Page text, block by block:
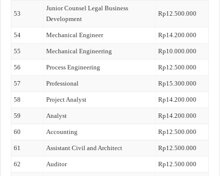
53
Junior Counsel Legal Business
Development
Rp12.500.000
54 Mechanical Engineer Rp14.200.000
55 Mechanical Engineering Rp10.000.000
56 Process Engineering Rp12.500.000
57 Professional Rp15.300.000
58 Project Analyst Rp14.200.000
59 Analyst Rp14.200.000
60 Accounting Rp12.500.000
61 Assistant Civil and Architect Rp12.500.000
62 Auditor Rp12.500.000